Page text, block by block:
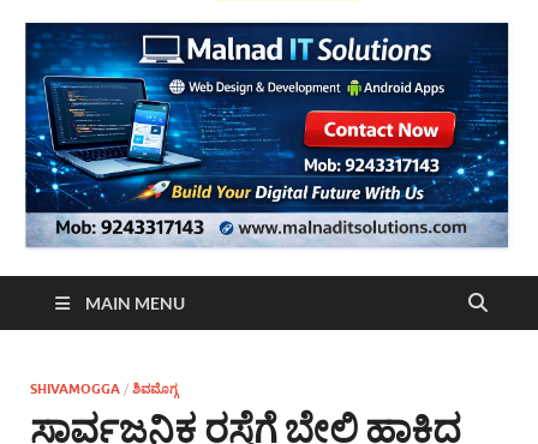
MAIN MENU
SHIVAMOGGA / ಶಿವಮೊಗ್ಗ
ಸಾರ್ವಜನಿಕ ರಸ್ತೆಗೆ ಬೇಲಿ ಹಾಕಿದ